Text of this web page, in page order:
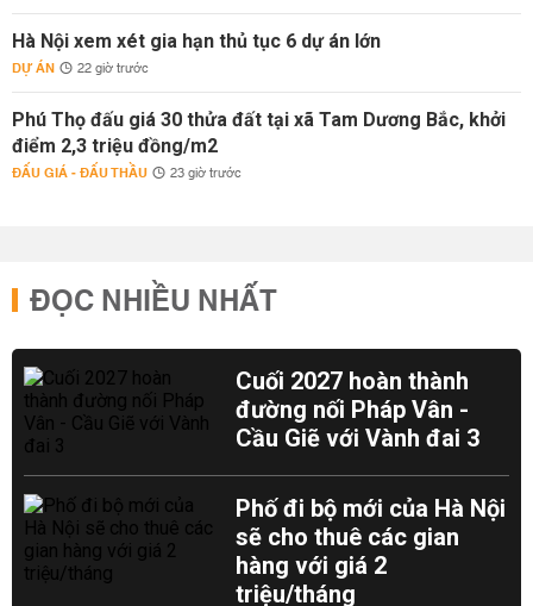
Hà Nội xem xét gia hạn thủ tục 6 dự án lớn
DỰ ÁN 22 giờ trước
Phú Thọ đấu giá 30 thửa đất tại xã Tam Dương Bắc, khởi
điểm 2,3 triệu đồng/m2
ĐẤU GIÁ - ĐẤU THẦU 23 giờ trước
ĐỌC NHIỀU NHẤT
Cuối 2027 hoàn thành
đường nối Pháp Vân -
Cầu Giẽ với Vành đai 3
Phố đi bộ mới của Hà Nội
sẽ cho thuê các gian
hàng với giá 2
triệu/tháng